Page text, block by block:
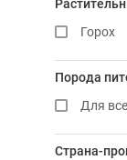
Горох
Порода
Для
Страна-